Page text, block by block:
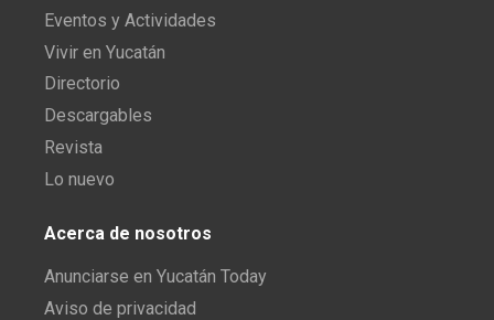
Eventos y Actividades
Vivir en Yucatán
Directorio
Descargables
Revista
Lo nuevo
Acerca de nosotros
Anunciarse en Yucatán Today
Aviso de privacidad